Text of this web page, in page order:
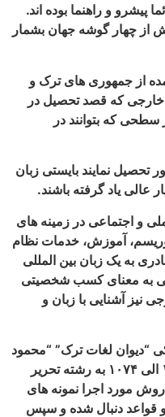
بوده اند.
جهان بشمار
ترک و
در
در
زبان
باشند.
زمینه های
خدمات نظام
المللی
شخصیتی
و
“محمود
۱۰۷۲ الی ۱۰۷۴ به رشته تحریر
های
و سپس